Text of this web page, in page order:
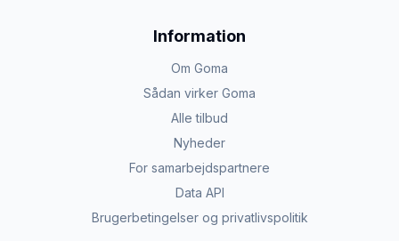
Information
Om Goma
Sådan virker Goma
Alle tilbud
Nyheder
For samarbejdspartnere
Data API
Brugerbetingelser og privatlivspolitik